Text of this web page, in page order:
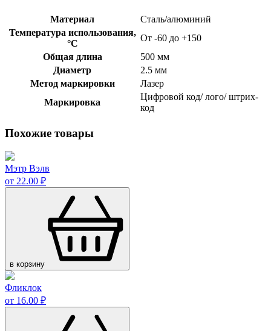
Материал
Сталь/алюминий
Температура использования,
°C
От -60 до +150
Общая длина
500 мм
Диаметр
2.5 мм
Метод маркировки
Лазер
Маркировка
Цифровой код/ лого/ штрих-
код
Похожие товары
Мэтр Вэлв
от 22.00 ₽
в корзину
Фликлок
от 16.00 ₽